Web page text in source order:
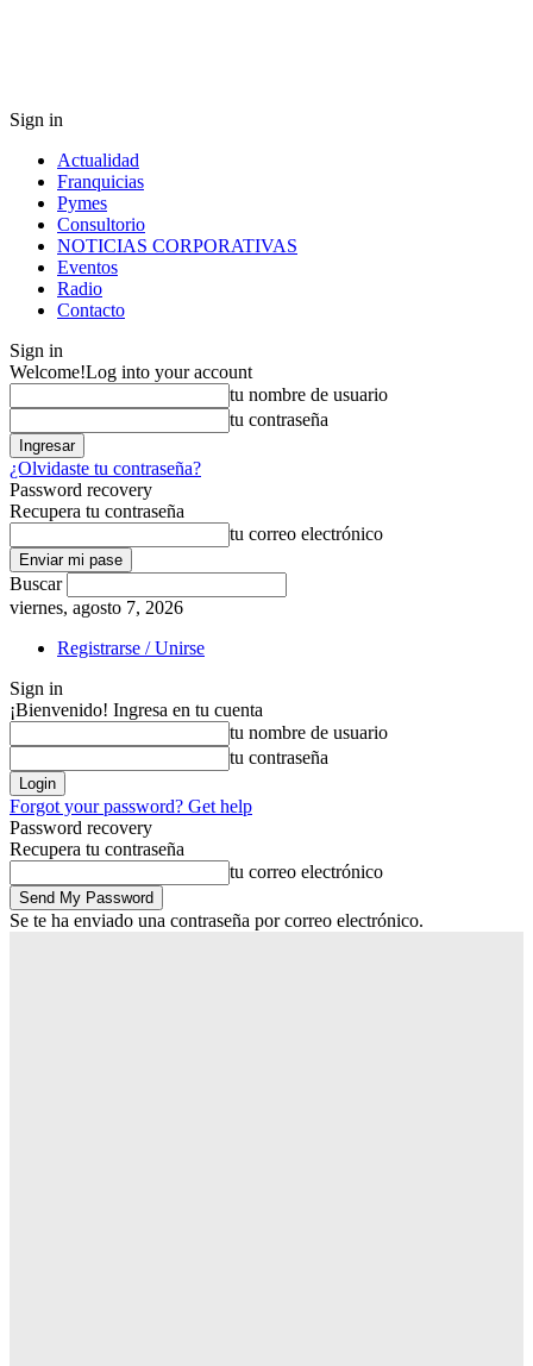
Sign in
Actualidad
Franquicias
Pymes
Consultorio
NOTICIAS CORPORATIVAS
Eventos
Radio
Contacto
Sign in
Welcome!Log into your account
tu nombre de usuario
tu contraseña
¿Olvidaste tu contraseña?
Password recovery
Recupera tu contraseña
tu correo electrónico
Buscar
viernes, agosto 7, 2026
Registrarse / Unirse
Sign in
¡Bienvenido! Ingresa en tu cuenta
tu nombre de usuario
tu contraseña
Forgot your password? Get help
Password recovery
Recupera tu contraseña
tu correo electrónico
Se te ha enviado una contraseña por correo electrónico.